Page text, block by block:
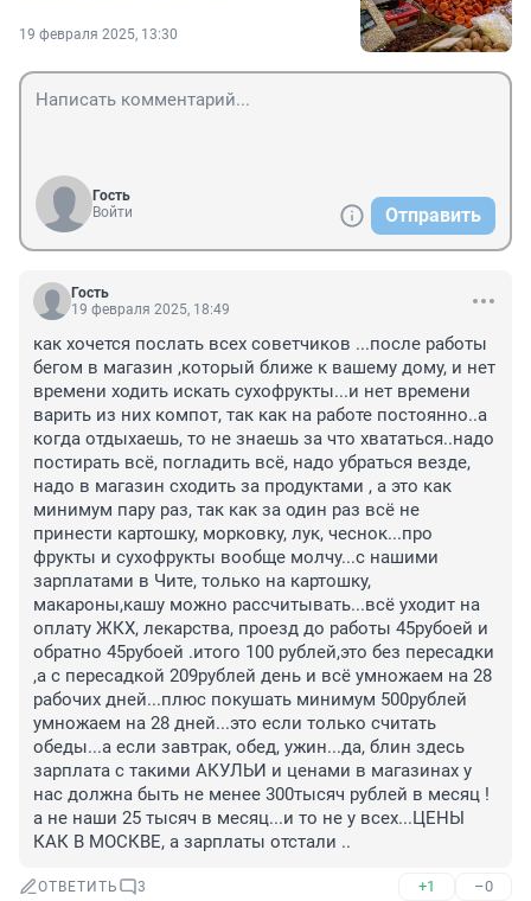
19 февраля 2025, 13:30
Гость
Войти
Отправить
Гость
19 февраля 2025, 18:49
как хочется послать всех советчиков ...после работы
бегом в магазин ,который ближе к вашему дому, и нет
времени ходить искать сухофрукты...и нет времени
варить из них компот, так как на работе постоянно..а
когда отдыхаешь, то не знаешь за что хвататься..надо
постирать всё, погладить всё, надо убраться везде,
надо в магазин сходить за продуктами , а это как
минимум пару раз, так как за один раз всё не
принести картошку, морковку, лук, чеснок...про
фрукты и сухофрукты вообще молчу...с нашими
зарплатами в Чите, только на картошку,
макароны,кашу можно рассчитывать...всё уходит на
оплату ЖКХ, лекарства, проезд до работы 45рубоей и
обратно 45рубоей .итого 100 рублей,это без пересадки
,а с пересадкой 209рублей день и всё умножаем на 28
рабочих дней...плюс покушать минимум 500рублей
умножаем на 28 дней...это если только считать
обеды...а если завтрак, обед, ужин...да, блин здесь
зарплата с такими АКУЛЬИ и ценами в магазинах у
нас должна быть не менее 300тысяч рублей в месяц !
а не наши 25 тысяч в месяц...и то не у всех...ЦЕНЫ
КАК В МОСКВЕ, а зарплаты отстали ..
ОТВЕТИТЬ 3 +1 –0